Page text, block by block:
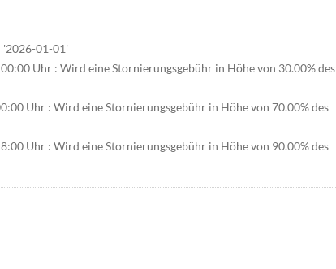
'2026-01-01'
Uhr : Wird eine Stornierungsgebühr in Höhe von 30.00% des
Uhr : Wird eine Stornierungsgebühr in Höhe von 70.00% des
Uhr : Wird eine Stornierungsgebühr in Höhe von 90.00% des